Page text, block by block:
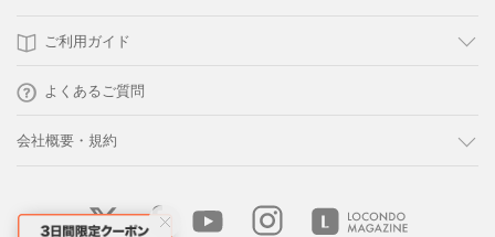
ご利用ガイド
よくあるご質問
会社概要・規約